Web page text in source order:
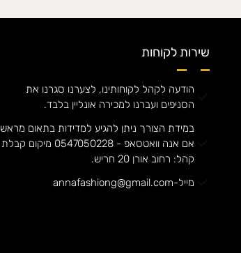
שירות לקוחות
הודעה לקהל לקוחותינו, לצערנו סגרנו את
הסניפים ועברנו למכירה אונליין בלבד.
במידת הצורך ניתן להגיע למדידות בתאום מראש
אם אנה וואטסאפ - 0547050228 מיקום קבלת
קהל: רחוב אורן 20 חריש.
מייל-annafashiong@gmail.com